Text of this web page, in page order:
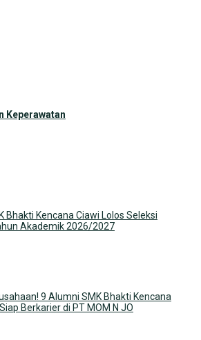
Keperawatan
Bhakti Kencana Ciawi Lolos Seleksi
Akademik 2026/2027
9 Alumni SMK Bhakti Kencana
Berkarier di PT MOM N JO